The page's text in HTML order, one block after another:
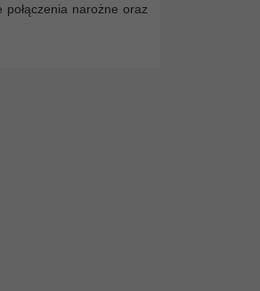
narożne oraz